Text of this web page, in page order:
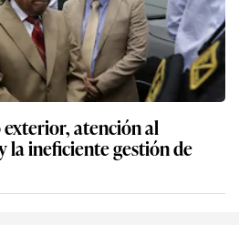
atención al
la ineficiente gestión de